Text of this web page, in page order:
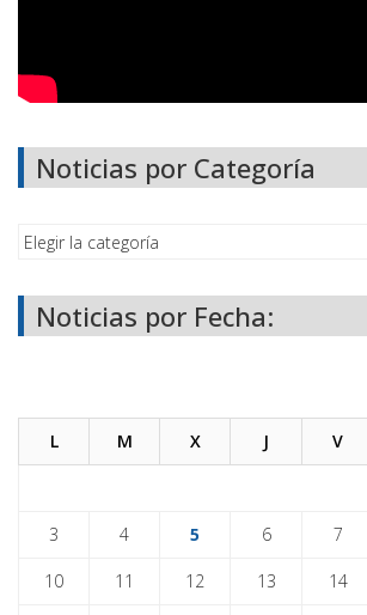
Noticias por Categoría
Noticias por Fecha:
L M X J V
3 4 5 6 7
10 11 12 13 14